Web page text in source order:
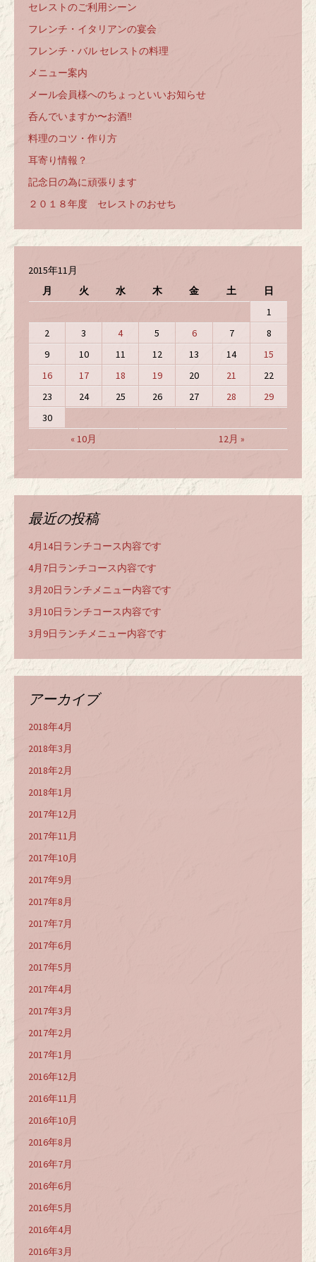
セレストのご利用シーン
フレンチ・イタリアンの宴会
フレンチ・バル セレストの料理
メニュー案内
メール会員様へのちょっといいお知らせ
呑んでいますか〜お酒‼️
料理のコツ・作り方
耳寄り情報？
記念日の為に頑張ります
２０１８年度 セレストのおせち
2015年11月
月
火 水 木 金 土 日
« 10月 12月 »
1
2
3 4 5 6 7
8
9
10 11 12 13 14
15
16
17 18 19 20 21
22
23
24 25 26 27 28
29
30
最近の投稿
4月14日ランチコース内容です
4月7日ランチコース内容です
3月20日ランチメニュー内容です
3月10日ランチコース内容です
3月9日ランチメニュー内容です
アーカイブ
2018年4月
2018年3月
2018年2月
2018年1月
2017年12月
2017年11月
2017年10月
2017年9月
2017年8月
2017年7月
2017年6月
2017年5月
2017年4月
2017年3月
2017年2月
2017年1月
2016年12月
2016年11月
2016年10月
2016年8月
2016年7月
2016年6月
2016年5月
2016年4月
2016年3月